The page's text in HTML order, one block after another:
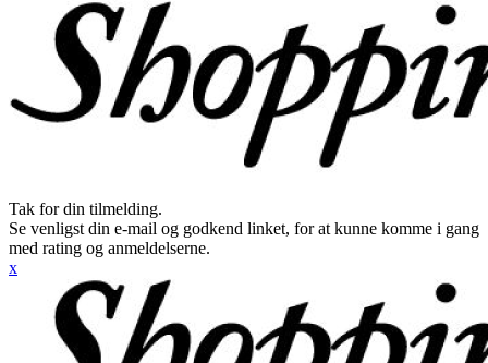
Tak for din tilmelding.
Se venligst din e-mail og godkend linket, for at kunne komme i gang
med rating og anmeldelserne.
x